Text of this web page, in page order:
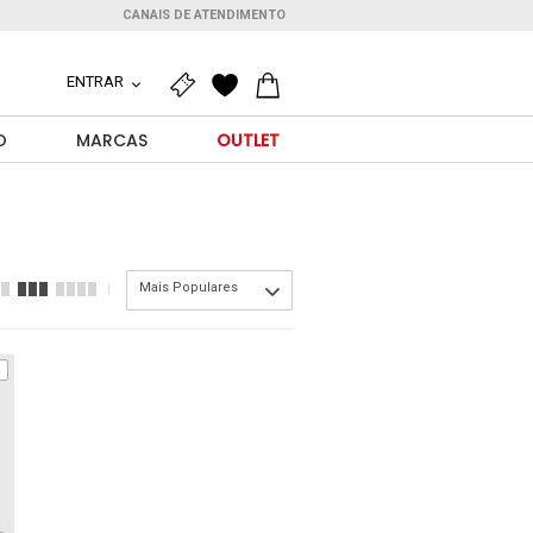
CANAIS DE ATENDIMENTO
ENTRAR
MARCAS OUTLET
Mais Populares